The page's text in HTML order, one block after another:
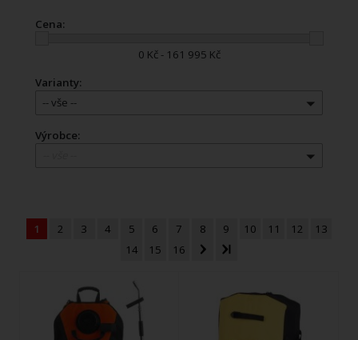
Cena:
0 Kč - 161 995 Kč
Varianty:
-- vše --
Výrobce:
1 2 3 4 5 6 7 8 9 10 11 12
13
14
15 16